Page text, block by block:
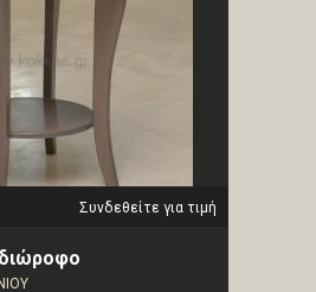
Συνδεθείτε για τιμή